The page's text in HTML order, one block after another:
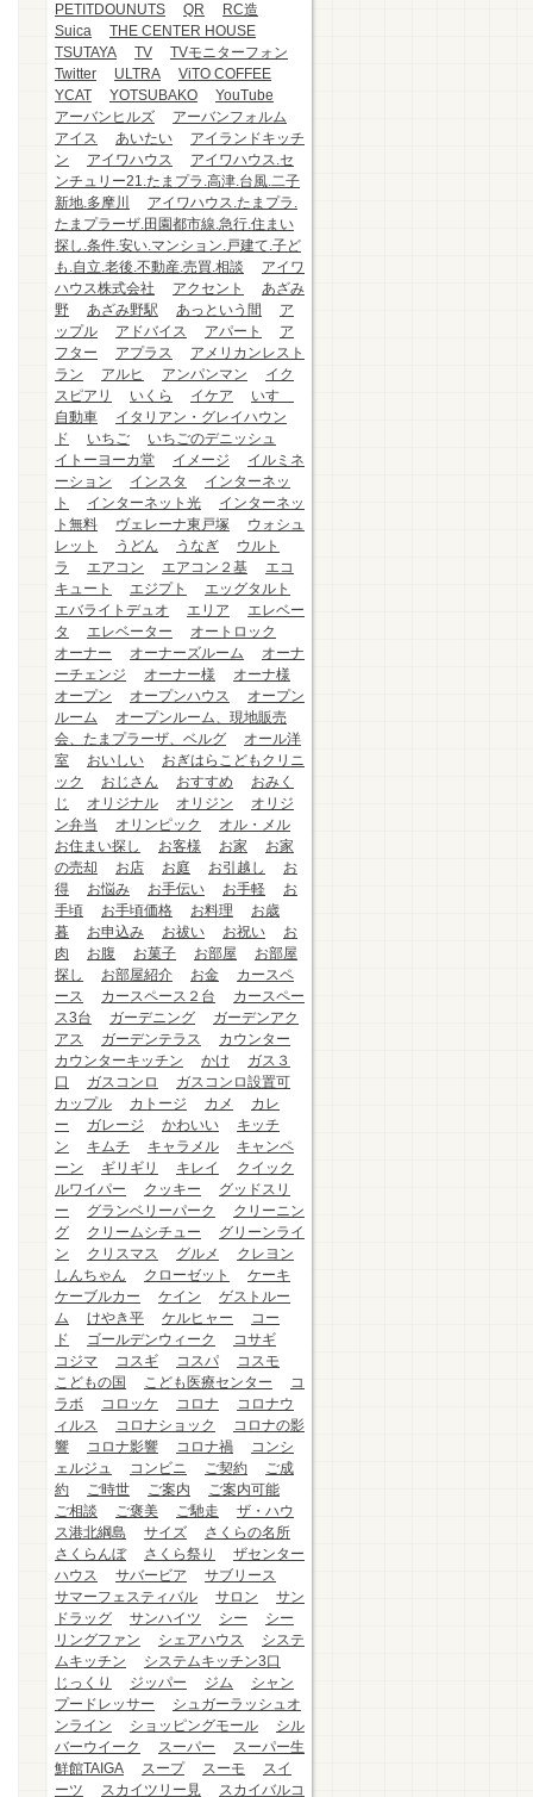
PETITDOUNUTS
QR
RC造
Suica
THE CENTER HOUSE
TSUTAYA
TV
TVモニターフォン
Twitter
ULTRA
ViTO COFFEE
YCAT
YOTSUBAKO
YouTube
アーバンヒルズ
アーバンフォルム
アイス
あいたい
アイランドキッチ
ン
アイワハウス
アイワハウス.セ
ンチュリー21.たまプラ.高津.台風.二子
新地.多摩川
アイワハウス.たまプラ.
たまプラーザ.田園都市線.急行.住まい
探し.条件.安い.マンション.戸建て.子ど
も.自立.老後.不動産.売買.相談
アイワ
ハウス株式会社
アクセント
あざみ
野
あざみ野駅 あっという間
ア
ップル
アドバイス アパート
ア
フター
アプラス
アメリカンレスト
ラン
アルヒ アンパンマン
イク
スピアリ
いくら イケア
いすゞ
自動車
イタリアン・グレイハウン
ド
いちご
いちごのデニッシュ
イトーヨーカ堂
イメージ
イルミネ
ーション
インスタ
インターネッ
ト
インターネット光
インターネッ
ト無料
ヴェレーナ東戸塚
ウォシュ
レット
うどん うなぎ
ウルト
ラ
エアコン エアコン２基
エコ
キュート
エジプト
エッグタルト
エバライトデュオ
エリア
エレベー
タ
エレベーター
オートロック
オーナー
オーナーズルーム
オーナ
ーチェンジ
オーナー様
オーナ様
オープン
オープンハウス
オープン
ルーム
オープンルーム、現地販売
会、たまプラーザ、ベルグ
オール洋
室
おいしい
おぎはらこどもクリニ
ック
おじさん おすすめ
おみく
じ
オリジナル オリジン
オリジ
ン弁当
オリンピック
オル・メル
お住まい探し
お客様 お家
お家
の売却
お店 お庭 お引越し
お
得
お悩み お手伝い お手軽
お
手頃
お手頃価格 お料理
お歳
暮
お申込み お祓い お祝い
お
肉
お腹 お菓子 お部屋
お部屋
探し
お部屋紹介 お金
カースペ
ース
カースペース２台
カースペー
ス3台
ガーデニング
ガーデンアク
アス
ガーデンテラス
カウンター
カウンターキッチン
かけ
ガス３
口
ガスコンロ
ガスコンロ設置可
カップル
カトージ カメ
カレ
ー
ガレージ かわいい
キッチ
ン
キムチ キャラメル
キャンペ
ーン
ギリギリ キレイ
クイック
ルワイパー
クッキー
グッドスリ
ー
グランベリーパーク
クリーニン
グ
クリームシチュー
グリーンライ
ン
クリスマス グルメ
クレヨン
しんちゃん
クローゼット
ケーキ
ケーブルカー
ケイン
ゲストルー
ム
けやき平 ケルヒャー
コー
ド
ゴールデンウィーク
コサギ
コジマ
コスギ コスパ
コスモ
こどもの国
こども医療センター
コ
ラボ
コロッケ コロナ
コロナウ
ィルス
コロナショック
コロナの影
響
コロナ影響 コロナ禍
コンシ
ェルジュ
コンビニ ご契約
ご成
約
ご時世 ご案内
ご案内可能
ご相談
ご褒美 ご馳走
ザ・ハウ
ス港北綱島
サイズ
さくらの名所
さくらんぼ
さくら祭り
ザセンター
ハウス
サバービア
サブリース
サマーフェスティバル
サロン
サン
ドラッグ
サンハイツ シー
シー
リングファン
シェアハウス
システ
ムキッチン
システムキッチン3口
じっくり
ジッパー ジム
シャン
プードレッサー
シュガーラッシュオ
ンライン
ショッピングモール
シル
バーウイーク
スーパー
スーパー生
鮮館TAIGA
スープ スーモ
スイ
ーツ
スカイツリー見
スカイバルコ